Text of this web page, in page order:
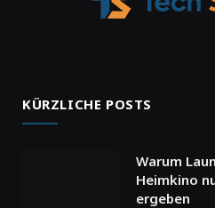
KÜRZLICHE POSTS
Warum
Heimkino
ergeben